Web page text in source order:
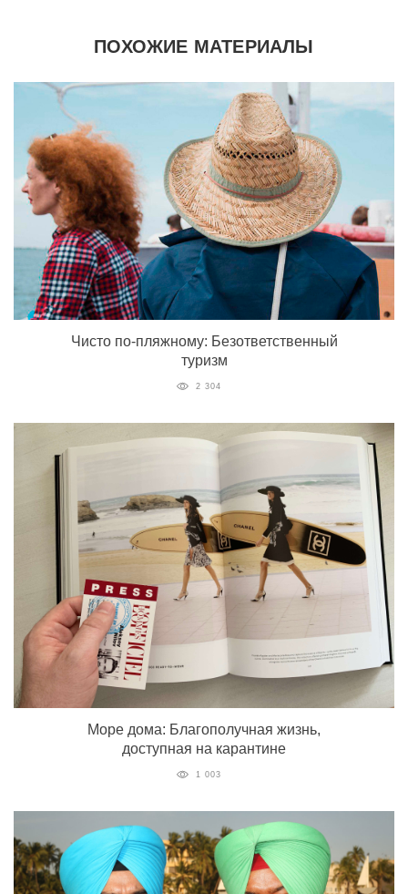
ПОХОЖИЕ МАТЕРИАЛЫ
Чисто по-пляжному: Безответственный
туризм
2 304
Море дома: Благополучная жизнь,
доступная на карантине
1 003